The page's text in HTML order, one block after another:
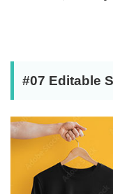
#07 Editable